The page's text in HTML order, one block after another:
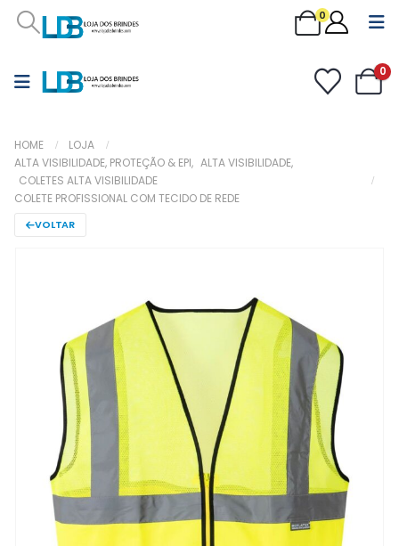
0
0
HOME
LOJA
ALTA VISIBILIDADE, PROTEÇÃO & EPI, ALTA VISIBILIDADE,
COLETES ALTA VISIBILIDADE
COLETE PROFISSIONAL COM TECIDO DE REDE
VOLTAR